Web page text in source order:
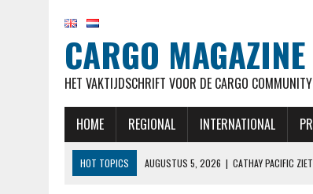
CARGO MAGAZINE
HET VAKTIJDSCHRIFT VOOR DE CARGO
HOME REGIONAL INTERNATIONAL
HOT TOPICS AUGUSTUS 5, 2026 | CATHAY PACIFIC